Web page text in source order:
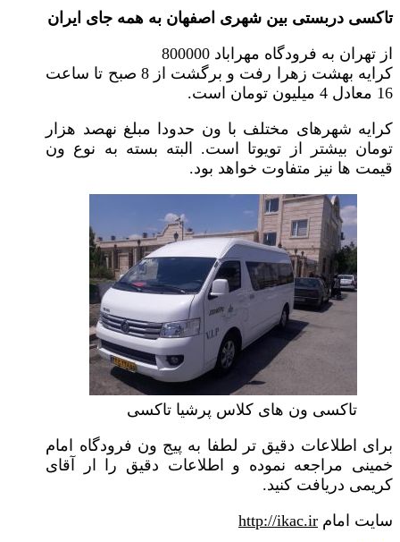
تاکسی دربستی بین شهری اصفهان به همه جای ایران
از تهران به فرودگاه مهراباد 800000
کرایه بهشت زهرا رفت و برگشت از 8 صبح تا ساعت
16 معادل 4 میلیون تومان است.
کرایه شهرهای مختلف با ون حدودا مبلغ نهصد هزار
تومان بیشتر از تویوتا است. البته بسته به نوع ون
قیمت ها نیز متفاوت خواهد بود.
تاکسی ون های کلاس پرشیا تاکسی
برای اطلاعات دقیق تر لطفا به پیج ون فرودگاه امام
خمینی مراجعه نموده و اطلاعات دقیق را ار آقای
کریمی دریافت کنید.
سایت امام http://ikac.ir